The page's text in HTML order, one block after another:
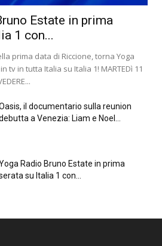
Estate in prima
1 con...
prima data di Riccione, torna Yoga
tv in tutta Italia su Italia 1! MARTEDì 11
il documentario sulla reunion
a Venezia: Liam e Noel...
Radio Bruno Estate in prima
su Italia 1 con...